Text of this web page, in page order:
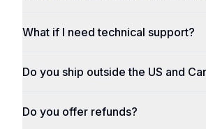
What if I need technical support?
Do you ship outside the US and
Do you offer refunds?